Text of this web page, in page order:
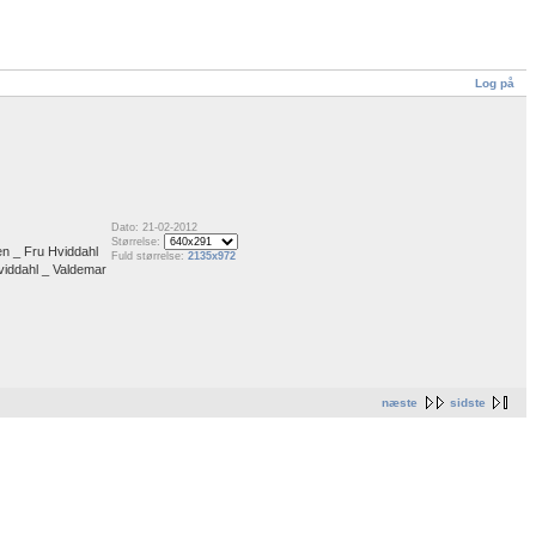
Log på
_ Fru Hviddahl
_ Valdemar
Dato: 21-02-2012
Størrelse:
Fuld størrelse: 2135x972
næste sidste